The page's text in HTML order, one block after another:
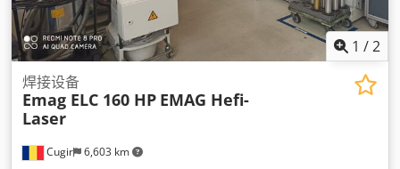
1 /2
Cugir 6,603 km
焊接设备
Emag ELC 160 HP EMAG Hefi-
Laser